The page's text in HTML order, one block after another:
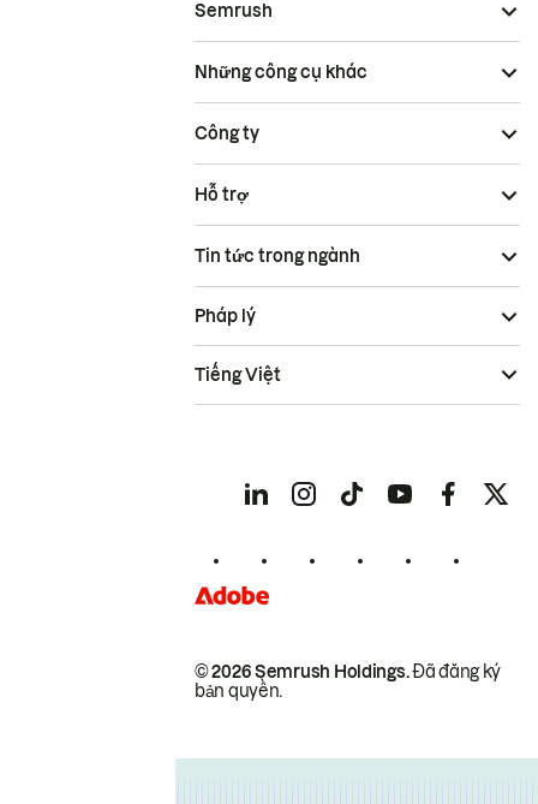
Semrush
Những công cụ khác
Công ty
Hỗ trợ
Tin tức trong ngành
© 2026 Semrush Holdings.Đã đăng ký
bản quyền.
Pháp lý
Tiếng Việt